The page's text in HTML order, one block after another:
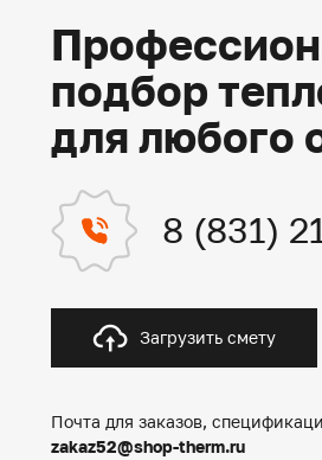
подбор
для любого
8 (831)
Загрузить смету
Почта для заказов,
zakaz52@shop-therm.ru